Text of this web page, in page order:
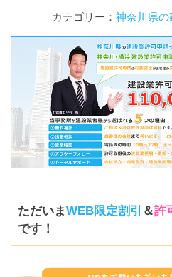
カテゴリー： 神奈川県の
ただいまWEB限定割引 ＆許
です！